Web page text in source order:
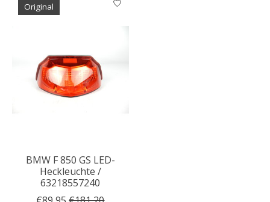
Original
BMW F 850 GS LED-
Heckleuchte /
63218557240